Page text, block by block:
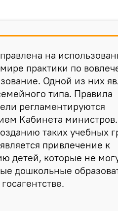
на
практики по
Одной из них
типа. Правила
регламентируются
Кабинета
таких учебных
привлечение к
детей, которые не
дошкольные